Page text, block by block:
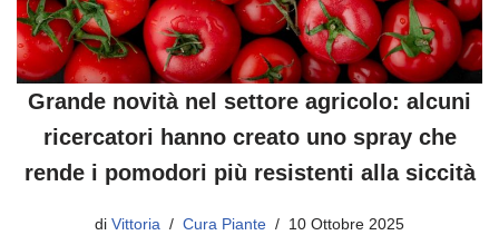
Grande novità nel settore agricolo: alcuni
ricercatori hanno creato uno spray che
rende i pomodori più resistenti alla siccità
di Vittoria Cura Piante 10 Ottobre 2025